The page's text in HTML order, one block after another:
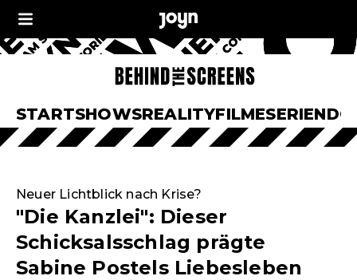
STARTSHOWSREALITYFILMESERIEN
Neuer Lichtblick nach Krise?
"Die Kanzlei": Dieser
Schicksalsschlag prägte
Sabine Postels Liebesleben